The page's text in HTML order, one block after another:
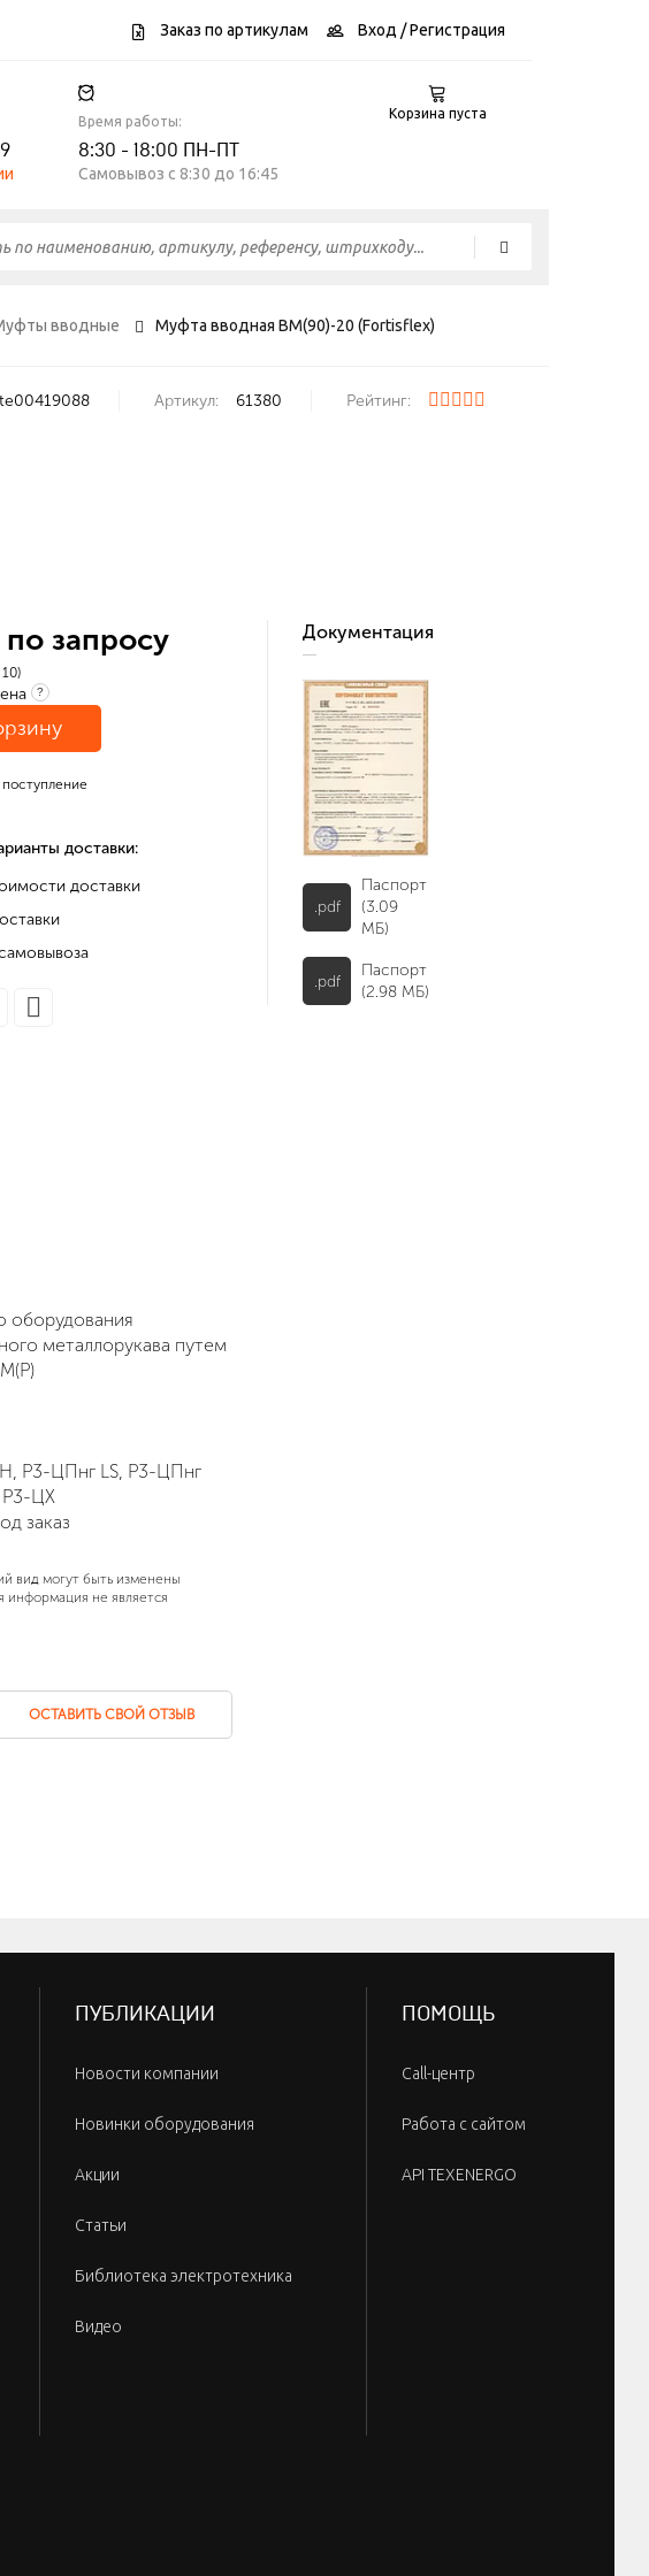
Заказ по артикулам Вход / Регистрация
Время работы:
8:30 - 18:00 ПН-ПТ
Самовывоз c 8:30 до 16:45
Корзина пуста
вводные Муфта вводная ВМ(90)-20 (Fortisflex)
te00419088 Артикул: 61380 Рейтинг:
запросу
10)
?
доставки:
доставки
оборудования
металлорукава путем
Р3-ЦПнг LS, Р3-ЦПнг
Р3-ЦХ
заказ
вид могут быть изменены
информация не является
ОСТАВИТЬ СВОЙ ОТЗЫВ
Документация
.pdf
Паспорт
(3.09
МБ)
.pdf
Паспорт
(2.98 МБ)
ПУБЛИКАЦИИ
Новости компании
Новинки оборудования
Акции
Статьи
Библиотека электротехника
Видео
ПОМОЩЬ
Call-центр
Работа с сайтом
API TEXENERGO